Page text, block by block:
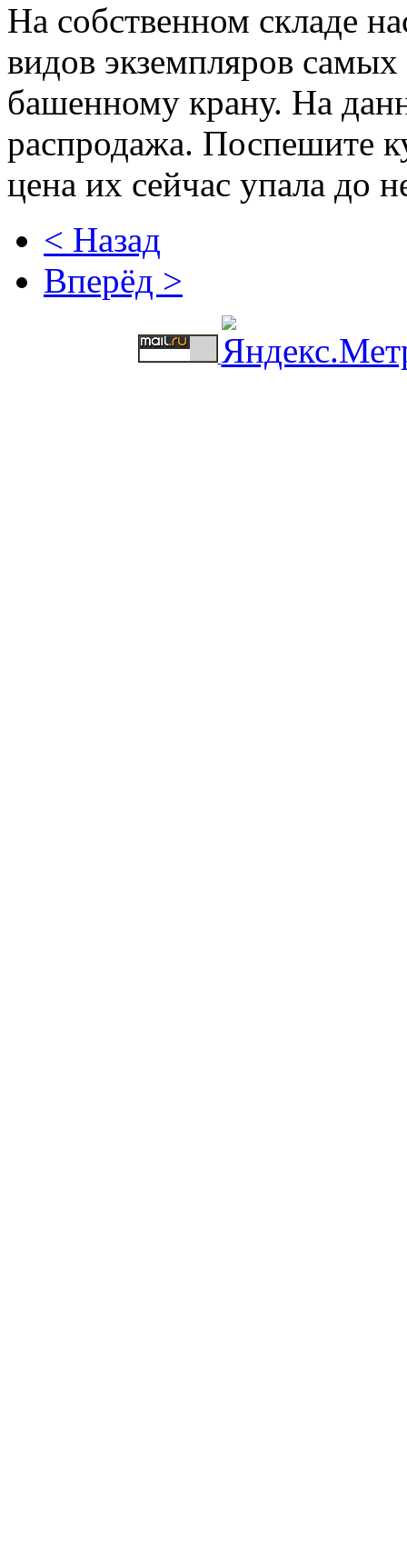
На собственном складе
видов экземпляров самых
башенному крану. На
распродажа. Поспешите
цена их сейчас упала до
< Назад
Вперёд >